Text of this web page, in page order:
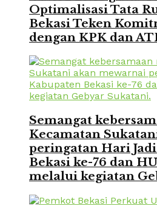
Optimalisasi Tata
Bekasi Teken
dengan KPK dan
Semangat
Kecamatan
peringatan Hari
Bekasi ke-76 dan
melalui kegiatan